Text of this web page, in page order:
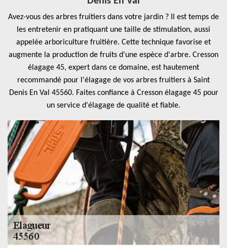
Avez-vous des arbres fruitiers dans votre jardin ? Il est temps de
les entretenir en pratiquant une taille de stimulation, aussi
appelée arboriculture fruitière. Cette technique favorise et
augmente la production de fruits d'une espèce d'arbre. Cresson
élagage 45, expert dans ce domaine, est hautement
recommandé pour l'élagage de vos arbres fruitiers à Saint
Denis En Val 45560. Faites confiance à Cresson élagage 45 pour
un service d'élagage de qualité et fiable.